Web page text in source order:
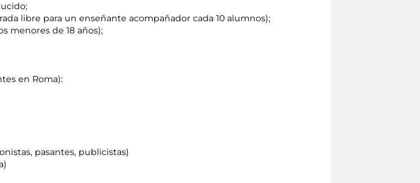
libre para un enseñante acompañador cada 10 alumnos);
menores de 18 años);
en Roma):
pasantes, publicistas)